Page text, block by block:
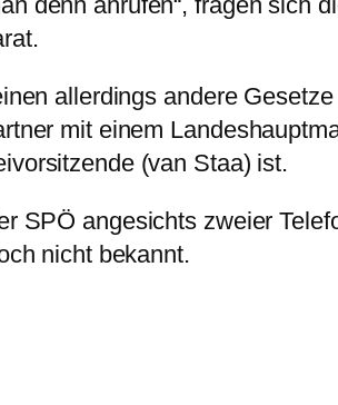
allerdings andere
mit einem
(van Staa) ist.
SPÖ angesichts zweier
nicht bekannt.